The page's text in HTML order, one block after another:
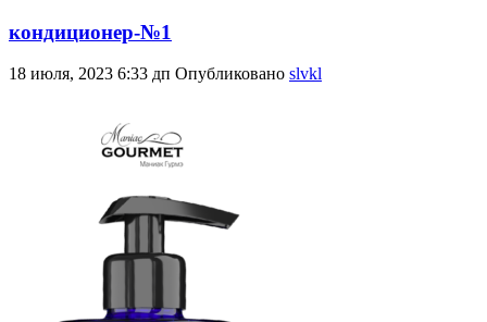
кондиционер-№1
18 июля, 2023 6:33 дп Опубликовано slvkl